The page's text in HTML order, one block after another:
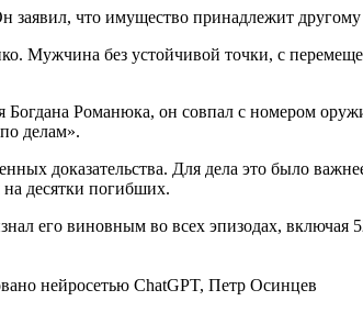
заявил, что имущество принадлежит
Мужчина без устойчивой точки, с
Богдана Романюка, он совпал с номером
делам».
доказательства. Для дела это было
десятки погибших.
его виновным во всех эпизодах, включая
нейросетью ChatGPT, Петр Осинцев